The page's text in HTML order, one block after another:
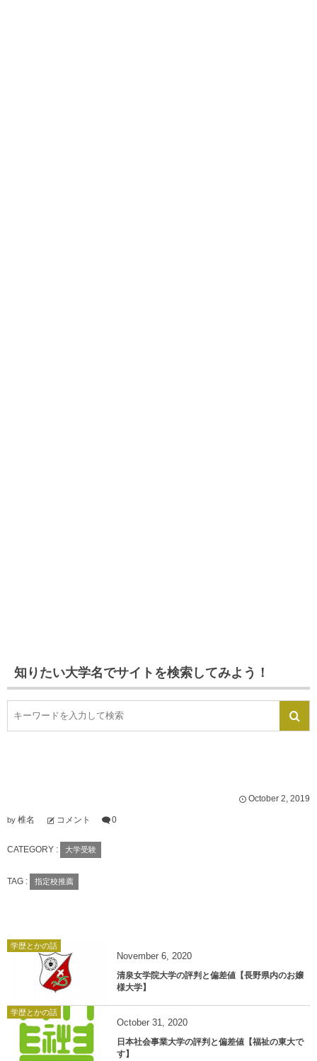
知りたい大学名でサイトを検索してみよう！
October 2, 2019
by 椎名 コメント 0
CATEGORY : 大学受験
TAG : 指定校推薦
学歴とかの話
November 6, 2020
清泉女学院大学の評判と偏差値【長野県内のお嬢
様大学】
学歴とかの話
October 31, 2020
日本社会事業大学の評判と偏差値【福祉の東大で
す】